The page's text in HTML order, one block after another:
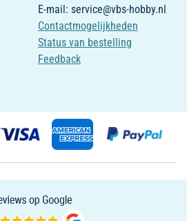
E-mail: service@vbs-hobby.nl
Contactmogelijkheden
Status van bestelling
Feedback